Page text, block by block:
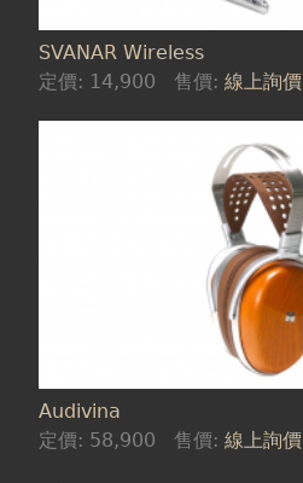
SVANAR Wireless
定價: 14,900 售價:線上詢價
Audivina
定價: 58,900 售價:線上詢價